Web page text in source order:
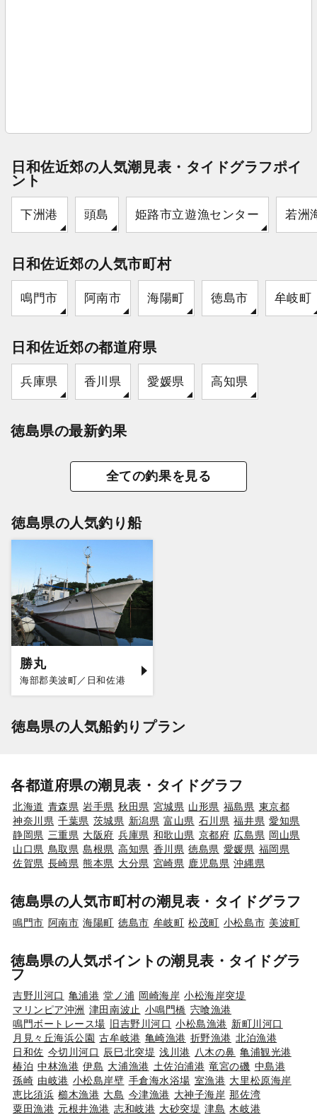
日和佐近郊の人気潮見表・タイドグラフポイ
ント
下洲港 頭島 姫路市立遊漁センター 若洲
日和佐近郊の人気市町村
鳴門市 阿南市 海陽町 徳島市 牟岐町
日和佐近郊の都道府県
兵庫県 香川県 愛媛県 高知県
徳島県の最新釣果
全ての釣果を見る
徳島県の人気釣り船
勝丸
海部郡美波町／日和佐港
徳島県の人気船釣りプラン
各都道府県の潮見表・タイドグラフ
北海道 青森県 岩手県 秋田県 宮城県 山形県 福島県 東京都
神奈川県 千葉県 茨城県 新潟県 富山県 石川県 福井県 愛知県
静岡県 三重県 大阪府 兵庫県 和歌山県 京都府 広島県 岡山県
山口県 鳥取県 島根県 高知県 香川県 徳島県 愛媛県 福岡県
佐賀県 長崎県 熊本県 大分県 宮崎県 鹿児島県 沖縄県
徳島県の人気市町村の潮見表・タイドグラフ
鳴門市 阿南市 海陽町 徳島市 牟岐町 松茂町 小松島市 美波町
徳島県の人気ポイントの潮見表・タイドグラ
フ
吉野川河口 亀浦港 堂ノ浦 岡崎海岸 小松海岸突堤
マリンピア沖洲 津田南波止 小鳴門橋 宍喰漁港
鳴門ボートレース場 旧吉野川河口 小松島漁港 新町川河口
月見々丘海浜公園 古牟岐港 亀崎漁港 折野漁港 北泊漁港
日和佐 今切川河口 辰巳北突堤 浅川港 八木の鼻 亀浦観光港
椿泊 中林漁港 伊島 大浦漁港 土佐泊浦港 竜宮の磯 中島港
孫崎 由岐港 小松島岸壁 手倉海水浴場 室漁港 大里松原海岸
恵比須浜 櫛木漁港 大島 今津漁港 大神子海岸 那佐湾
粟田漁港 元根井漁港 志和岐港 大砂突堤 津島 木岐港